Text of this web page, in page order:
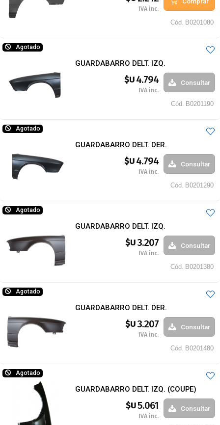
IVA inc.
Cód. B0201080
Agotado
GUARDABARRO DELT. IZQ.
$U4.794
IVA inc.
Consultar
Cód. B0201190
Agotado
GUARDABARRO DELT. DER.
$U4.794
IVA inc.
Consultar
Cód. B0201290
Agotado
GUARDABARRO DELT. IZQ.
$U3.207
IVA inc.
Consultar
Cód. B0201380
Agotado
GUARDABARRO DELT. DER.
$U3.207
IVA inc.
Consultar
Cód. B0201480
Agotado
GUARDABARRO DELT. IZQ. (COUPE)
$U5.061
IVA inc.
Consultar